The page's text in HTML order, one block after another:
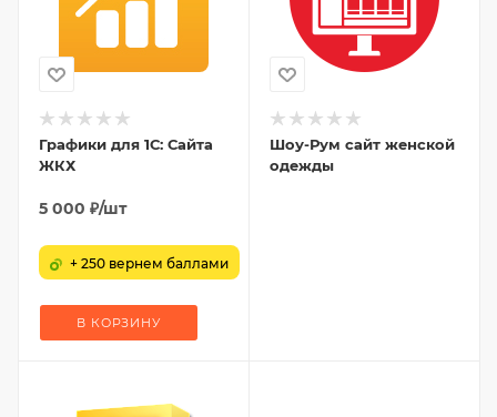
Графики для 1С: Сайта
ЖКХ
5 000 ₽/шт
+ 250 вернем баллами
В КОРЗИНУ
Шоу-Рум сайт женской
одежды